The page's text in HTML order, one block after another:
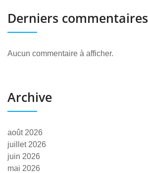
Derniers commentaires
Aucun commentaire à afficher.
Archive
août 2026
juillet 2026
juin 2026
mai 2026